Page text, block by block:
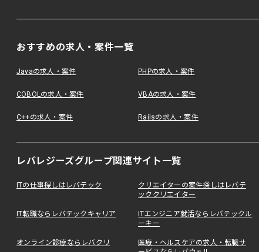
おすすめの求人・案件一覧
Javaの求人・案件 PHPの求人・案件
COBOLの求人・案件 VBAの求人・案件
C++の求人・案件 Railsの求人・案件
レバレジーズグループ関連サイト一覧
ITの仕事探しはレバテック
クリエイターの案件探しはレバテ
ッククリエイター
IT転職ならレバテックキャリア
ITエンジニア就活ならレバテックル
ーキー
オンライン診療ならレバクリ
医療・ヘルスケアの求人・転職サ